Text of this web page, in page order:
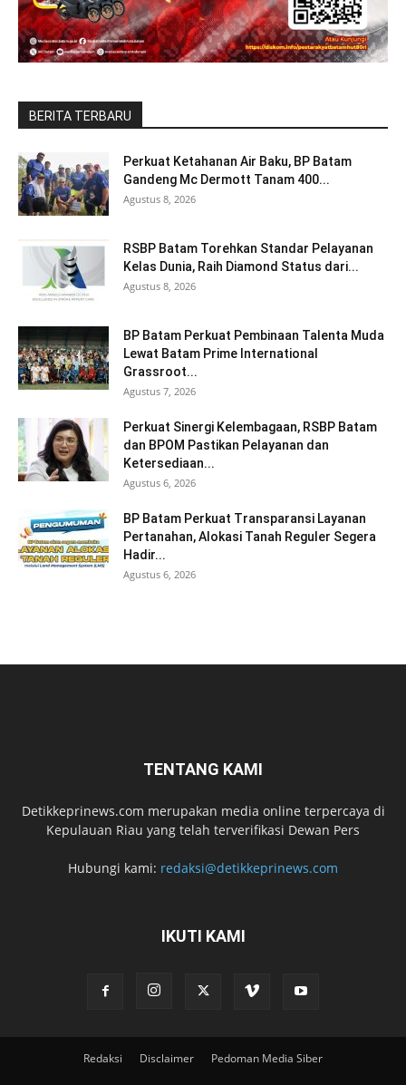
BERITA TERBARU
Perkuat Ketahanan Air Baku, BP Batam
Gandeng Mc Dermott Tanam 400...
Agustus 8, 2026
RSBP Batam Torehkan Standar Pelayanan
Kelas Dunia, Raih Diamond Status dari...
Agustus 8, 2026
BP Batam Perkuat Pembinaan Talenta Muda
Lewat Batam Prime International
Grassroot...
Agustus 7, 2026
Perkuat Sinergi Kelembagaan, RSBP Batam
dan BPOM Pastikan Pelayanan dan
Ketersediaan...
Agustus 6, 2026
BP Batam Perkuat Transparansi Layanan
Pertanahan, Alokasi Tanah Reguler Segera
Hadir...
Agustus 6, 2026
TENTANG KAMI
Detikkeprinews.com merupakan media online terpercaya di
Kepulauan Riau yang telah terverifikasi Dewan Pers
Hubungi kami: redaksi@detikkeprinews.com
IKUTI KAMI
Redaksi Disclaimer Pedoman Media Siber